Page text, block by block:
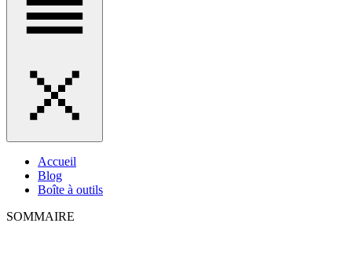
Accueil
Blog
Boîte à outils
SOMMAIRE